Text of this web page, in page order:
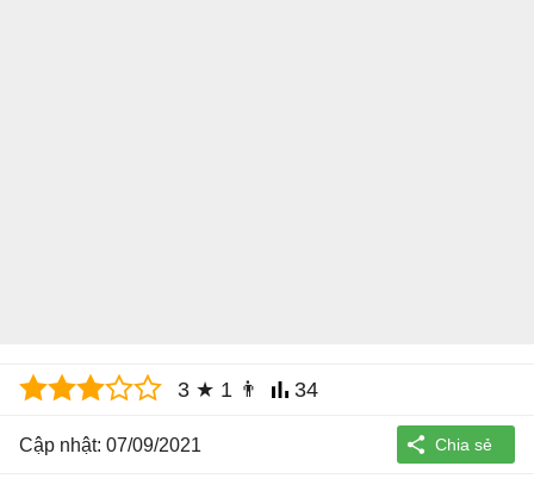
3 ★ 1 👨 34
Cập nhật: 07/09/2021